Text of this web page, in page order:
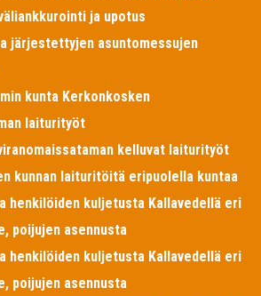
ja upotus
järjestettyjen asuntomessujen
kunta Kerkonkosken
laiturityöt
kelluvat laiturityöt
kunnan laituritöitä eripuolella kuntaa
henkilöiden kuljetusta Kallavedellä eri
poijujen asennusta
henkilöiden kuljetusta Kallavedellä eri
poijujen asennusta